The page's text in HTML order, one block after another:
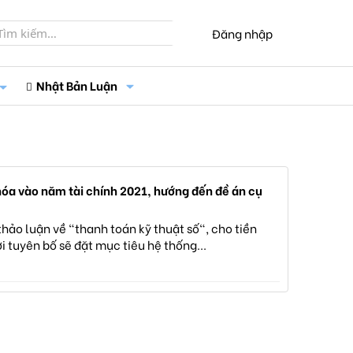
Đăng nhập
Nhật Bản Luận
vào năm tài chính 2021, hướng đến đề án cụ
luận về "thanh toán kỹ thuật số", cho tiền
tuyên bố sẽ đặt mục tiêu hệ thống...